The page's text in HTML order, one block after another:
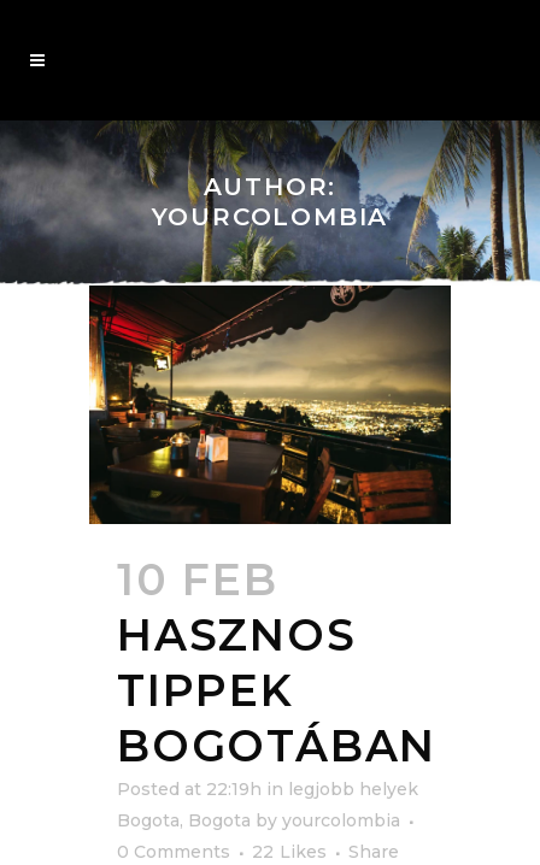
AUTHOR:
YOURCOLOMBIA
10 FEB
HASZNOS
TIPPEK
BOGOTÁBAN
Posted at 22:19h in legjobb helyek
Bogota, Bogota by yourcolombia
0 Comments
22 Likes Share